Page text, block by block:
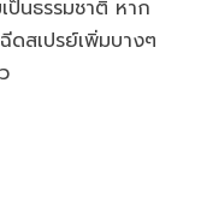
ป็นธรรมชาติ หาก
สเปรย์เพิ่มบางๆ